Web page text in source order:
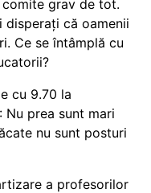
grav de tot.
disperați că oamenii
Ce se întâmplă cu
cu 9.70 la
prea sunt mari
nu sunt posturi
a profesorilor